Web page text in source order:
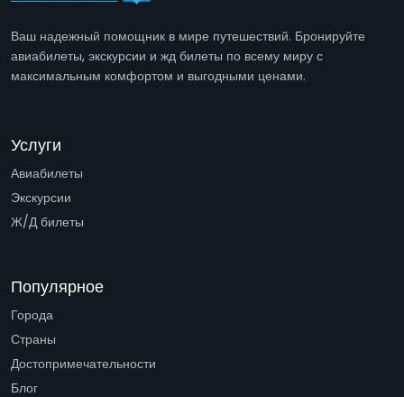
Ваш надежный помощник в мире путешествий. Бронируйте
авиабилеты, экскурсии и жд билеты по всему миру с
максимальным комфортом и выгодными ценами.
Услуги
Авиабилеты
Экскурсии
Ж/Д билеты
Популярное
Города
Страны
Достопримечательности
Блог